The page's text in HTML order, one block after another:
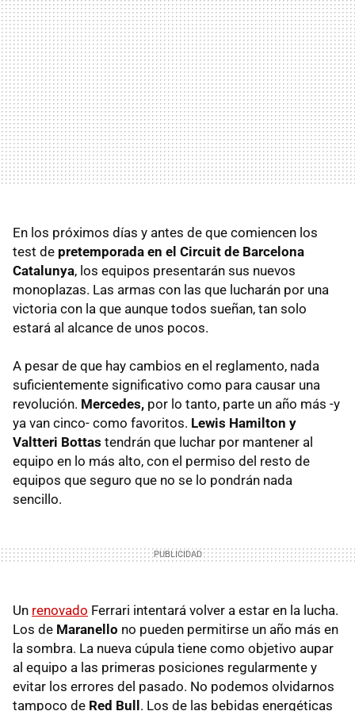
En los próximos días y antes de que comiencen los
test de pretemporada en el Circuit de Barcelona
Catalunya, los equipos presentarán sus nuevos
monoplazas. Las armas con las que lucharán por una
victoria con la que aunque todos sueñan, tan solo
estará al alcance de unos pocos.
A pesar de que hay cambios en el reglamento, nada
suficientemente significativo como para causar una
revolución. Mercedes, por lo tanto, parte un año más -y
ya van cinco- como favoritos. Lewis Hamilton y
Valtteri Bottas tendrán que luchar por mantener al
equipo en lo más alto, con el permiso del resto de
equipos que seguro que no se lo pondrán nada
sencillo.
Un renovado Ferrari intentará volver a estar en la lucha.
Los de Maranello no pueden permitirse un año más en
la sombra. La nueva cúpula tiene como objetivo aupar
al equipo a las primeras posiciones regularmente y
evitar los errores del pasado. No podemos olvidarnos
tampoco de Red Bull. Los de las bebidas energéticas